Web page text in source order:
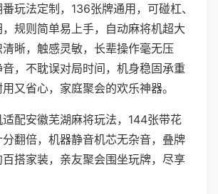
玩法定制，136张牌通用，可碰杠、
规则简单易上手，自动麻将机超大
晰，触感灵敏，长辈操作毫无压
，不耽误对局时间，机身稳固承重
又省心，家庭聚会的欢乐神器。
配安徽芜湖麻将玩法，144张带花
翻倍，机器静音机芯无杂音，叠牌
搭家装，亲友聚会围坐玩牌，尽享